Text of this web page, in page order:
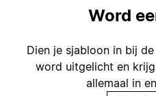
Word
Dien je sjabloon in bij
word uitgelicht en
allemaal in